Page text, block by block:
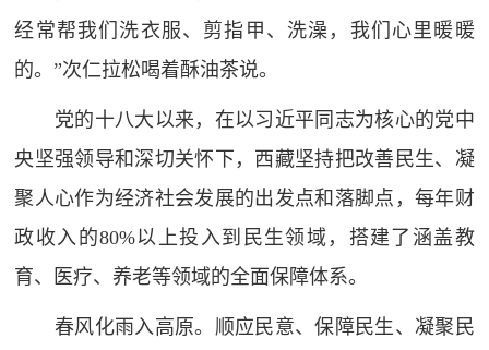
经常帮我们洗衣服、剪指甲、洗澡，我们心里暖暖
的。”次仁拉松喝着酥油茶说。
党的十八大以来，在以习近平同志为核心的党中
央坚强领导和深切关怀下，西藏坚持把改善民生、凝
聚人心作为经济社会发展的出发点和落脚点，每年财
政收入的80%以上投入到民生领域，搭建了涵盖教
育、医疗、养老等领域的全面保障体系。
春风化雨入高原。顺应民意、保障民生、凝聚民